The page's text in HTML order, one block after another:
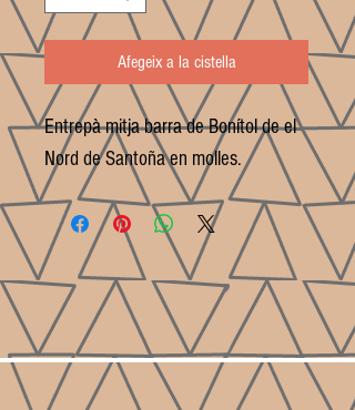
Afegeix a la cistella
Entrepà mitja barra de Bonítol de el
Nord de Santoña en molles.